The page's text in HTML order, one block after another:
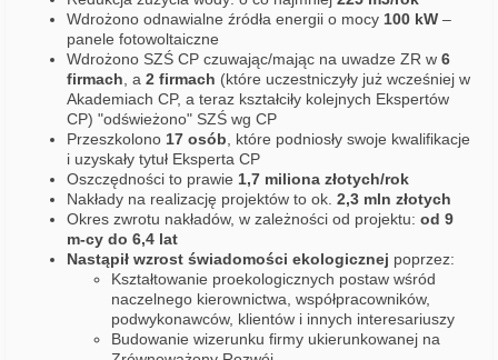
Wdrożono odnawialne źródła energii o mocy 100 kW –
panele fotowoltaiczne
Wdrożono SZŚ CP czuwając/mając na uwadze ZR w 6
firmach , a 2 firmach (które uczestniczyły już wcześniej w
Akademiach CP, a teraz kształciły kolejnych Ekspertów
CP) "odświeżono" SZŚ wg CP
Przeszkolono 17 osób , które podniosły swoje kwalifikacje
i uzyskały tytuł Eksperta CP
Oszczędności to prawie 1,7 miliona złotych/rok
Nakłady na realizację projektów to ok. 2,3 mln złotych
Okres zwrotu nakładów, w zależności od projektu: od 9
m-cy do 6,4 lat
Nastąpił wzrost świadomości ekologicznej poprzez:
Kształtowanie proekologicznych postaw wśród
naczelnego kierownictwa, współpracowników,
podwykonawców, klientów i innych interesariuszy
Budowanie wizerunku firmy ukierunkowanej na